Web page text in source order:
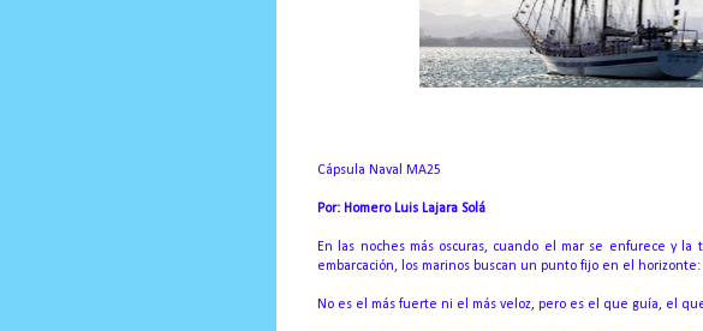
Cápsula Naval MA25
Por: Homero Luis Lajara Solá
En las noches más oscuras, cuando el mar se enfurece y la
embarcación, los marinos buscan un punto fijo en el horizonte:
No es el más fuerte ni el más veloz, pero es el que guía, el